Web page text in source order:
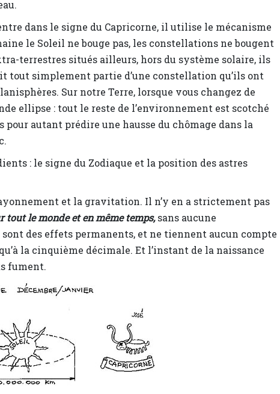
dans le signe du Capricorne, il utilise le mécanisme
le Soleil ne bouge pas, les constellations ne bougent
terrestres situés ailleurs, hors du système solaire, ils
tout simplement partie d’une constellation qu’ils ont
Sur notre Terre, lorsque vous changez de
ellipse : tout le reste de l’environnement est scotché
autant prédire une hausse du chômage dans la
: le signe du Zodiaque et la position des astres
et la gravitation. Il n’y en a strictement pas
tout le monde et en même temps,sans aucune
des effets permanents, et ne tiennent aucun compte
la cinquième décimale. Et l’instant de la naissance
fument.